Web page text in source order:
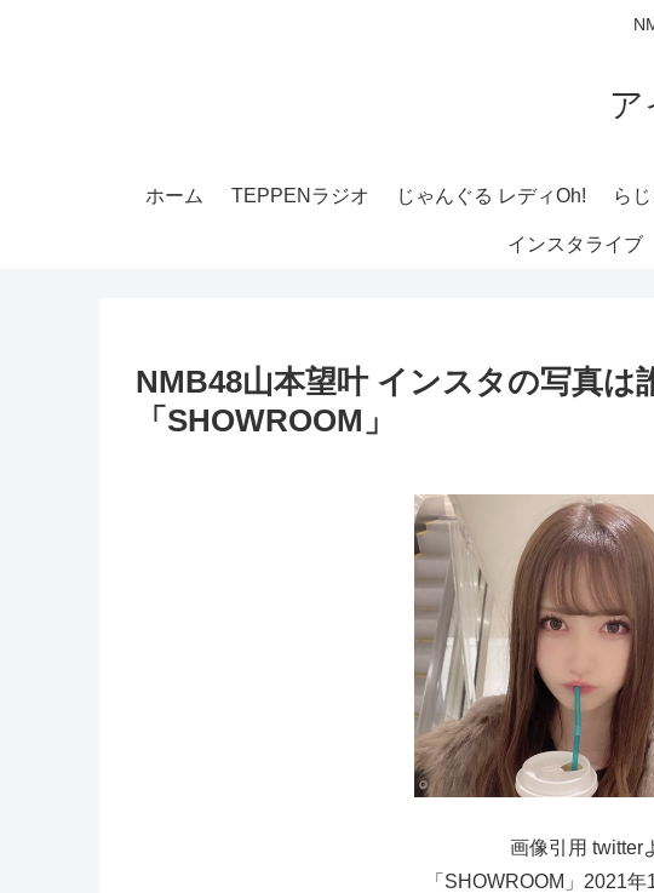
ア
ホーム TEPPENラジオ じゃんぐる レディOh! ら
インスタライブ
NMB48山本望叶 インスタの写真は
「SHOWROOM」
画像引用 twitter
「SHOWROOM」2021